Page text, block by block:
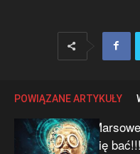
POWIĄZANE ARTYKUŁY
się bać!!!